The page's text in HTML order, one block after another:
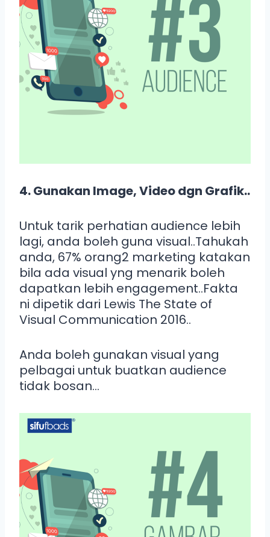
4. Gunakan Image, Video dgn Grafik..
Untuk tarik perhatian audience lebih
lagi, anda boleh guna visual..Tahukah
anda, 67% orang2 marketing katakan
bila ada visual yng menarik boleh
dapatkan lebih engagement..Fakta
ni dipetik dari Lewis The State of
Visual Communication 2016..
Anda boleh gunakan visual yang
pelbagai untuk buatkan audience
tidak bosan…